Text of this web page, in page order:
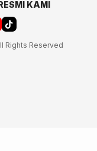
KAMI
Rights Reserved